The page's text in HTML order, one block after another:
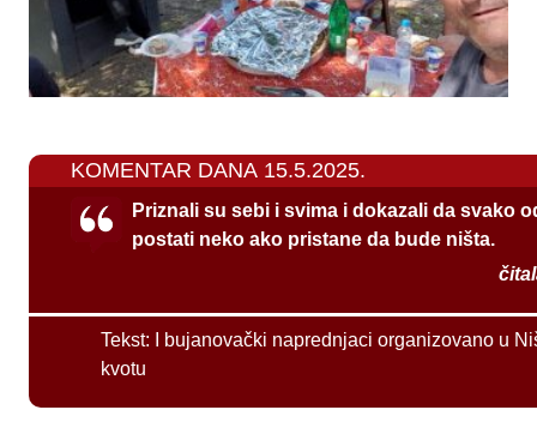
KOMENTAR DANA 15.5.2025.
Priznali su sebi i svima i dokazali da svako
postati neko ako pristane da bude ništa.
Tekst:
I bujanovački naprednjaci organizovano u
kvotu